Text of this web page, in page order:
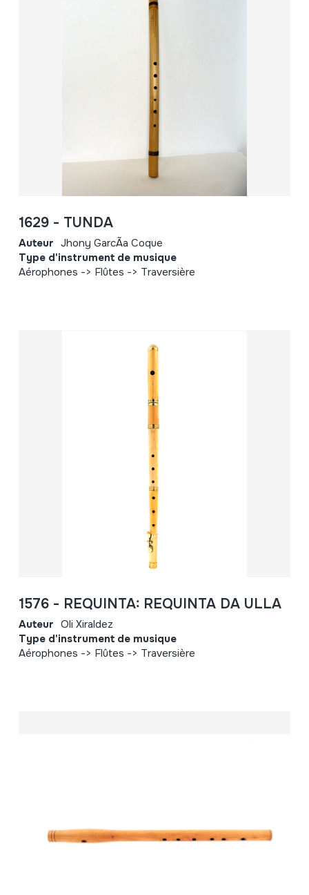
1629 - TUNDA
Auteur Jhony GarcÃ­a Coque
Type d'instrument de musique
Aérophones -> Flûtes -> Traversière
1576 - REQUINTA: REQUINTA DA ULLA
Auteur Oli Xiraldez
Type d'instrument de musique
Aérophones -> Flûtes -> Traversière